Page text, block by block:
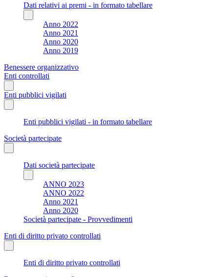
Dati relativi ai premi - in formato tabellare
Anno 2022
Anno 2021
Anno 2020
Anno 2019
Benessere organizzativo
Enti controllati
Enti pubblici vigilati
Enti pubblici vigilati - in formato tabellare
Società partecipate
Dati società partecipate
ANNO 2023
ANNO 2022
Anno 2021
Anno 2020
Società partecipate - Provvedimenti
Enti di diritto privato controllati
Enti di diritto privato controllati